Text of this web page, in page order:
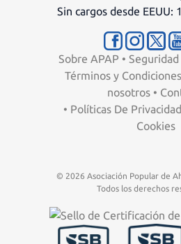
Sin cargos desde EEUU:
Sobre APAP • Seguridad
Términos y Condiciones
nosotros •
• Políticas De Privacidad
Cookies
© 2026 Asociación Popular de
Todos los derechos